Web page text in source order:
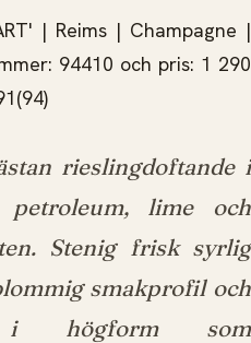
| Reims | Champagne |
94410 och pris: 1 290
rieslingdoftande i
lime och
Stenig frisk syrlig
smakprofil och
högform som